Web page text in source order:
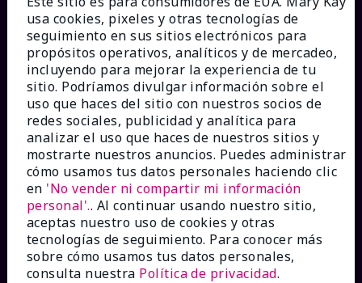
Recibe e-mails
Ver estado del pedido
Contáctanos
Catálogos interactivos
Preguntas frecuentes
usa cookies, pixeles y otras tecnologías de
seguimiento en sus sitios electrónicos para
propósitos operativos, analíticos y de mercadeo,
incluyendo para mejorar la experiencia de tu
sitio. Podríamos divulgar información sobre el
uso que haces del sitio con nuestros socios de
redes sociales, publicidad y analítica para
analizar el uso que haces de nuestros sitios y
mostrarte nuestros anuncios. Puedes administrar
cómo usamos tus datos personales haciendo clic
en 'No vender ni compartir mi información
personal'.. Al continuar usando nuestro sitio,
aceptas nuestro uso de cookies y otras
tecnologías de seguimiento. Para conocer más
sobre cómo usamos tus datos personales,
consulta nuestra Política de privacidad.